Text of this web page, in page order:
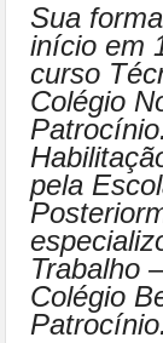
Sua
início em
curso
Colégio
pela
Trabalho
Colégio
Patrocínio.